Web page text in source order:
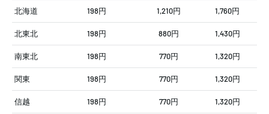
北海道 198円 1,210円 1,760円
北東北 198円 880円 1,430円
南東北 198円 770円 1,320円
関東 198円 770円 1,320円
信越 198円 770円 1,320円